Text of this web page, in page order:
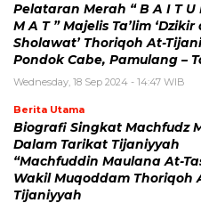
Pelataran Merah “ B A I T U
M A T ” Majelis Ta’lim ‘Dzikir
Sholawat’ Thoriqoh At-
Pondok Cabe, Pamulang –
Wednesday, 18 Sep 2024 - 14:47 WIB
Berita Utama
Biografi Singkat Machfudz
Dalam Tarikat Tijaniyyah
“Machfuddin Maulana At-
Wakil Muqoddam Thoriqoh
Tijaniyyah